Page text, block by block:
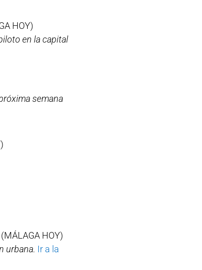
HOY)
en la capital
semana
(MÁLAGA HOY)
urbana. Ir a la